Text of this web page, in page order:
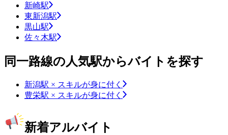
新崎駅
東新潟駅
黒山駅
佐々木駅
同一路線の人気駅からバイトを探す
新潟駅 × スキルが身に付く
豊栄駅 × スキルが身に付く
新着アルバイト